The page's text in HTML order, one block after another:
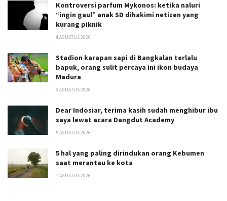
Kontroversi parfum Mykonos: ketika naluri
“ingin gaul” anak SD dihakimi netizen yang
kurang piknik
4 AGUSTUS 2026
Stadion karapan sapi di Bangkalan terlalu
bapuk, orang sulit percaya ini ikon budaya
Madura
3 AGUSTUS 2026
Dear Indosiar, terima kasih sudah menghibur ibu
saya lewat acara Dangdut Academy
5 AGUSTUS 2026
5 hal yang paling dirindukan orang Kebumen
saat merantau ke kota
7 AGUSTUS 2026